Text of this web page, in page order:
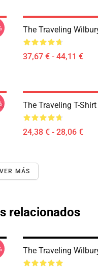
The Traveling
37,67 € - 44,11 €
The Traveling T-Shirt
24,38 € - 28,06 €
VER MÁS
relacionados
The Traveling